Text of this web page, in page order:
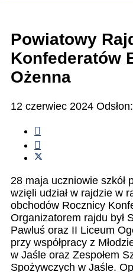
Powiatowy
Konfederatów
Ożenna
12 czerwiec 2024
28 maja uczniowie szkół
wzięli udział w rajdzie w
obchodów Rocznicy
Organizatorem rajdu był
Pawluś oraz II Liceum
przy współpracy z
w Jaśle oraz Zespołem
Spożywczych w Jaśle.